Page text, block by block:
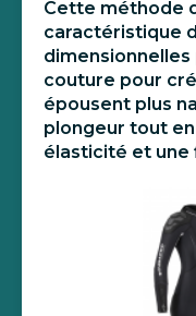
Cette méthode
caractéristique
couture pour
épousent plus
plongeur tout
élasticité et une